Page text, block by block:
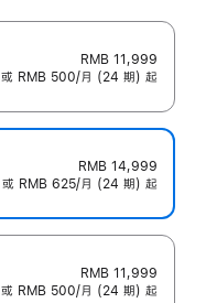
RMB 11,999
或 RMB 500/月 (24 期) 起
RMB 14,999
或 RMB 625/月 (24 期) 起
RMB 11,999
或 RMB 500/月 (24 期) 起